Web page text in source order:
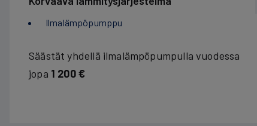
Ilmalämpöpumppu
Säästät yhdellä ilma­lämpö­pumpulla vuodessa
jopa 1 200 €